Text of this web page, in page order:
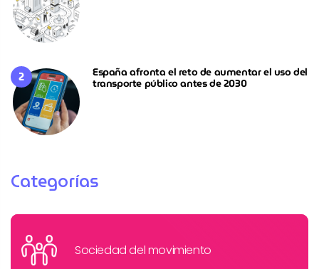
España afronta el reto de aumentar el uso del
transporte público antes de 2030
Categorías
Sociedad del movimiento